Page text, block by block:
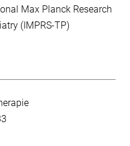
Max Planck Research
(IMPRS-TP)